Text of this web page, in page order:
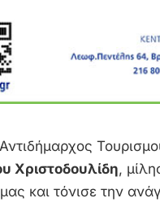
Χριστοδουλίδη,
και τόνισε την